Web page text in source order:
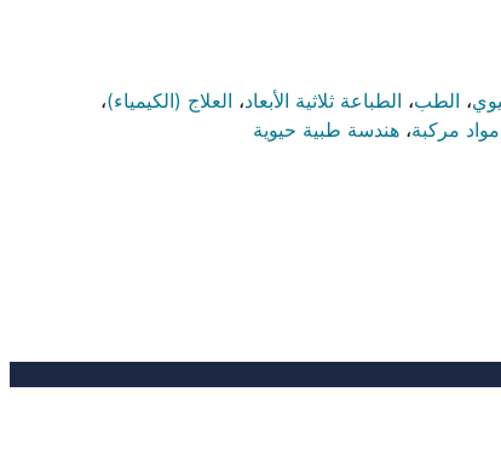
، الطب، الطباعة ثلاثية الأبعاد، العلاج (الكيمياء)،
مواد مركبة، هندسة طبية حيوية